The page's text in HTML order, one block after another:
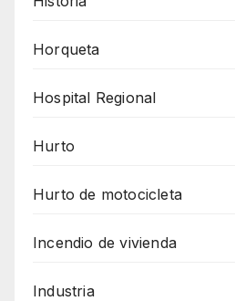
Horqueta
Hospital Regional
Hurto
Hurto de motocicleta
Incendio de vivienda
Industria